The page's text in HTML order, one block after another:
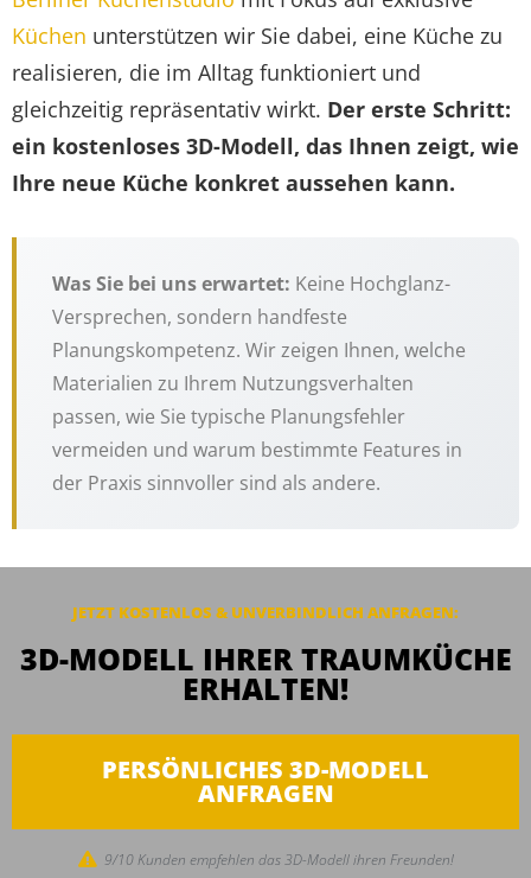
Küchen unterstützen wir Sie dabei, eine Küche zu
realisieren, die im Alltag funktioniert und
gleichzeitig repräsentativ wirkt. Der erste Schritt:
ein kostenloses 3D-Modell, das Ihnen zeigt, wie
Ihre neue Küche konkret aussehen kann.
Was Sie bei uns erwartet: Keine Hochglanz-
Versprechen, sondern handfeste
Planungskompetenz. Wir zeigen Ihnen, welche
Materialien zu Ihrem Nutzungsverhalten
passen, wie Sie typische Planungsfehler
vermeiden und warum bestimmte Features in
der Praxis sinnvoller sind als andere.
JETZT KOSTENLOS & UNVERBINDLICH ANFRAGEN:
3D-MODELL IHRER TRAUMKÜCHE
ERHALTEN!
PERSÖNLICHES 3D-MODELL
ANFRAGEN
9/10 Kunden empfehlen das 3D-Modell ihren Freunden!